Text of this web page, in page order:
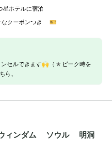
ホテルに宿泊
なクーポンつき 🎫
セルできます🙌（*ピーク時を
ら。
ンダム ソウル 明洞